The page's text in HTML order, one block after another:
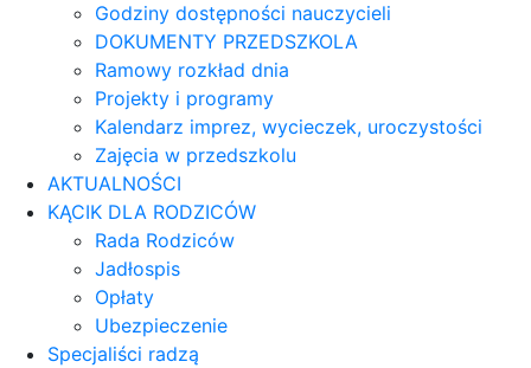
Godziny dostępności nauczycieli
DOKUMENTY PRZEDSZKOLA
Ramowy rozkład dnia
Projekty i programy
Kalendarz imprez, wycieczek, uroczystości
Zajęcia w przedszkolu
AKTUALNOŚCI
KĄCIK DLA RODZICÓW
Rada Rodziców
Jadłospis
Opłaty
Ubezpieczenie
Specjaliści radzą